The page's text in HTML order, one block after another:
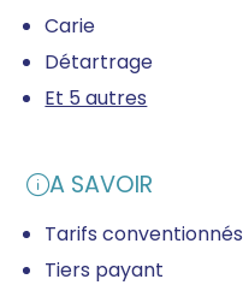
Carie
Détartrage
Et 5 autres
A SAVOIR
Tarifs conventionnés
Tiers payant